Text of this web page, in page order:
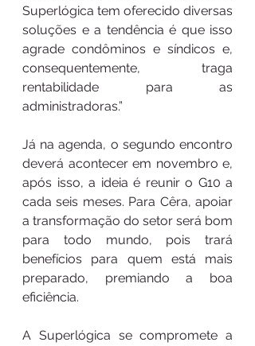
Superlógica tem oferecido diversas
soluções e a tendência é que isso
agrade condôminos e síndicos e,
consequentemente, traga
rentabilidade para as
administradoras.”
Já na agenda, o segundo encontro
deverá acontecer em novembro e,
após isso, a ideia é reunir o G10 a
cada seis meses. Para Cêra, apoiar
a transformação do setor será bom
para todo mundo, pois trará
benefícios para quem está mais
preparado, premiando a boa
eficiência.
A Superlógica se compromete a